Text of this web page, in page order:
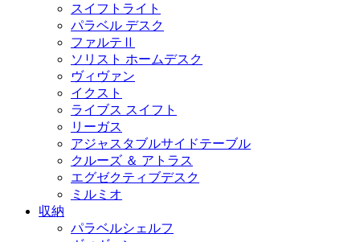
スイフトライト
パラベル デスク
ファルテⅡ
ソリスト ホームデスク
ヴィヴァン
イクスト
ライブス スイフト
リーガス
アジャスタブルサイドテーブル
クルーズ ＆ アトラス
エグゼクティブデスク
ミルミオ
収納
パラベルシェルフ